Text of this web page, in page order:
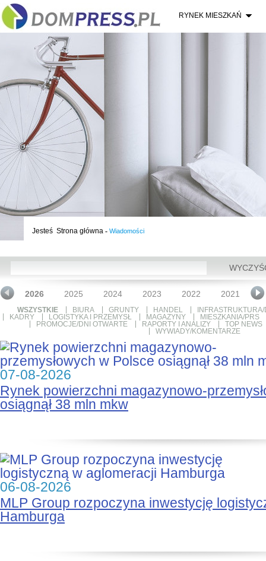
RYNEK MIESZKAŃ
Jesteś Strona główna - Wiadomości
2026 2025 2024 2023 2022 2021
WSZYSTKIE BIURA GRUNTY HANDEL
KADRY
LOGISTYKA I PRZEMYSŁ MAGAZYNY
MIESZKANIA/PRS
PROMOCJE/DNI OTWARTE
RAPORTY I ANALIZY
TOP NEWS
WYWIADY/KOMENTARZE
07-08-2026
Rynek powierzchni magazynowo-
osiągnął 38 mln mkw
06-08-2026
MLP Group rozpoczyna inwestycję
Hamburga